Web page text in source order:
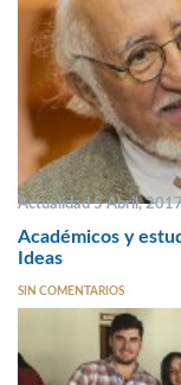
Actualidad 5 Abril,
Académicos y
Ideas
SIN COMENTARIOS